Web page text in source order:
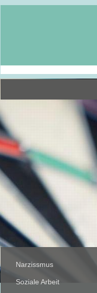
Narzissmus
Soziale Arbeit